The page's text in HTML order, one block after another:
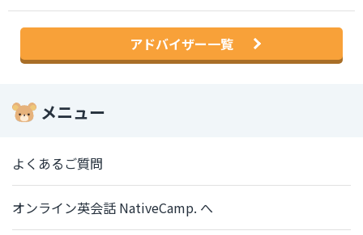
アドバイザー一覧
メニュー
よくあるご質問
オンライン英会話 NativeCamp. へ